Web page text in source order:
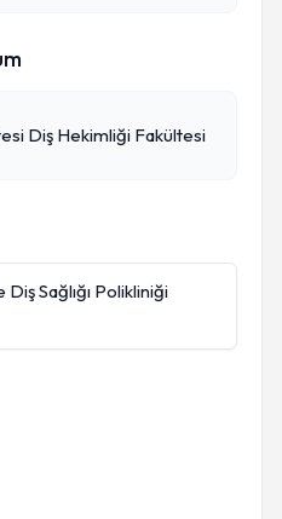
Diş Hekimliği Fakültesi
Sağlığı Polikliniği